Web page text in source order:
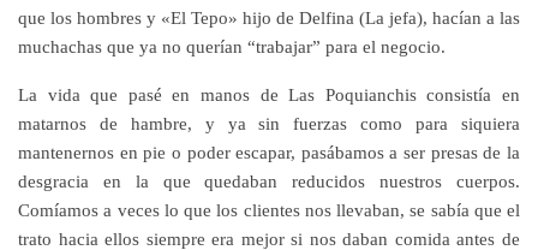
que los hombres y «El Tepo» hijo de Delfina (La jefa), hacían a las
muchachas que ya no querían “trabajar” para el negocio.
La vida que pasé en manos de Las Poquianchis consistía en
matarnos de hambre, y ya sin fuerzas como para siquiera
mantenernos en pie o poder escapar, pasábamos a ser presas de la
desgracia en la que quedaban reducidos nuestros cuerpos.
Comíamos a veces lo que los clientes nos llevaban, se sabía que el
trato hacia ellos siempre era mejor si nos daban comida antes de